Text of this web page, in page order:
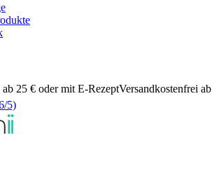
25 € oder mit E-RezeptVersandkostenfrei
5)